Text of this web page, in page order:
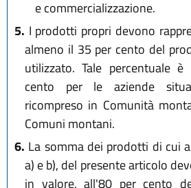
e commercializzazione.
5. I prodotti propri devono
almeno il 35 per cento del
utilizzato. Tale percentuale
cento per le aziende
ricompreso in Comunità
Comuni montani.
6. La somma dei prodotti di cui
a) e b), del presente articolo
in valore, all'80 per cento